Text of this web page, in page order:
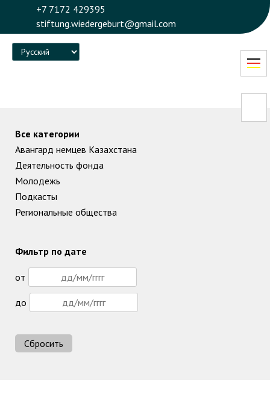
+7 7172 429395
stiftung.wiedergeburt@gmail.com
Language
Все категории
Авангард немцев Казахстана
Деятельность фонда
Молодежь
Подкасты
Региональные общества
Фильтр по дате
от
до
Сбросить